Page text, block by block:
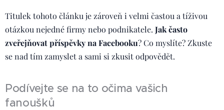
Titulek tohoto článku je zároveň i velmi častou a tíživou
otázkou nejedné firmy nebo podnikatele. Jak často
zveřejňovat příspěvky na Facebooku? Co myslíte? Zkuste
se nad tím zamyslet a sami si zkusit odpovědět.
Podívejte se na to očima vašich
fanoušků